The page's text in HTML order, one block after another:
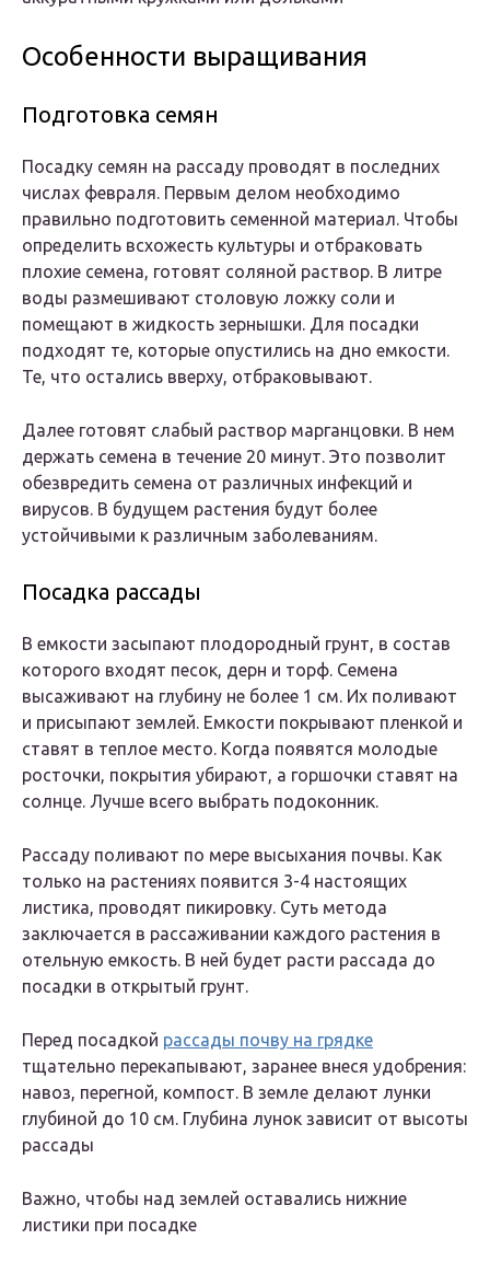
Особенности выращивания
Подготовка семян
Посадку семян на рассаду проводят в последних
числах февраля. Первым делом необходимо
правильно подготовить семенной материал. Чтобы
определить всхожесть культуры и отбраковать
плохие семена, готовят соляной раствор. В литре
воды размешивают столовую ложку соли и
помещают в жидкость зернышки. Для посадки
подходят те, которые опустились на дно емкости.
Те, что остались вверху, отбраковывают.
Далее готовят слабый раствор марганцовки. В нем
держать семена в течение 20 минут. Это позволит
обезвредить семена от различных инфекций и
вирусов. В будущем растения будут более
устойчивыми к различным заболеваниям.
Посадка рассады
В емкости засыпают плодородный грунт, в состав
которого входят песок, дерн и торф. Семена
высаживают на глубину не более 1 см. Их поливают
и присыпают землей. Емкости покрывают пленкой и
ставят в теплое место. Когда появятся молодые
росточки, покрытия убирают, а горшочки ставят на
солнце. Лучше всего выбрать подоконник.
Рассаду поливают по мере высыхания почвы. Как
только на растениях появится 3-4 настоящих
листика, проводят пикировку. Суть метода
заключается в рассаживании каждого растения в
отельную емкость. В ней будет расти рассада до
посадки в открытый грунт.
Перед посадкой рассады почву на грядке
тщательно перекапывают, заранее внеся удобрения:
навоз, перегной, компост. В земле делают лунки
глубиной до 10 см. Глубина лунок зависит от высоты
рассады
Важно, чтобы над землей оставались нижние
листики при посадке